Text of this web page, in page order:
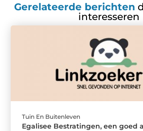
Gerelateerde berichten
interesseren
Tuin En Buitenleven
Egalisee Bestratingen, een goed